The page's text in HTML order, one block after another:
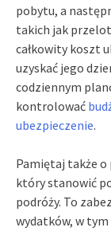
pobytu, a
takich jak
całkowity koszt
uzyskać jego
codziennym
kontrolować
ubezpieczenie.
Pamiętaj także
który stanowić
podróży. To
wydatków, w